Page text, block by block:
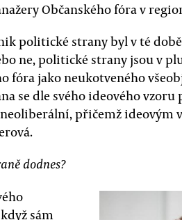
Občanského fóra v
politické strany byl v té
ne, politické strany jsou v
fóra jako neukotveného
se dle svého ideového vzoru
přičemž ideovým
dodnes?
sám